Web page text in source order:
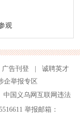
观
广告刊登
诚聘英才
企举报专区
中国义乌网互联网违法
举报邮箱：